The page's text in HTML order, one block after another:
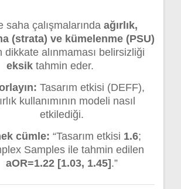
saha çalışmalarında ağırlık,
(strata) ve kümelenme (PSU)
dikkate alınmaması belirsizliği
eksiktahmin eder.
Tasarım etkisi (DEFF),
kullanımının modeli nasıl
etkilediği.
cümle: “Tasarım etkisi 1.6;
Samples ile tahmin edilen
aOR=1.22 [1.03, 1.45].”